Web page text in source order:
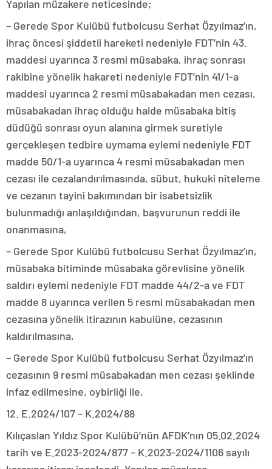
Yapılan müzakere neticesinde;
– Gerede Spor Kulübü futbolcusu Serhat Özyılmaz’ın,
ihraç öncesi şiddetli hareketi nedeniyle FDT’nin 43.
maddesi uyarınca 3 resmi müsabaka, ihraç sonrası
rakibine yönelik hakareti nedeniyle FDT’nin 41/1-a
maddesi uyarınca 2 resmi müsabakadan men cezası,
müsabakadan ihraç olduğu halde müsabaka bitiş
düdüğü sonrası oyun alanına girmek suretiyle
gerçekleşen tedbire uymama eylemi nedeniyle FDT
madde 50/1-a uyarınca 4 resmi müsabakadan men
cezası ile cezalandırılmasında, sübut, hukuki niteleme
ve cezanın tayini bakımından bir isabetsizlik
bulunmadığı anlaşıldığından, başvurunun reddi ile
onanmasına,
– Gerede Spor Kulübü futbolcusu Serhat Özyılmaz’ın,
müsabaka bitiminde müsabaka görevlisine yönelik
saldırı eylemi nedeniyle FDT madde 44/2-a ve FDT
madde 8 uyarınca verilen 5 resmi müsabakadan men
cezasına yönelik itirazının kabulüne, cezasının
kaldırılmasına,
– Gerede Spor Kulübü futbolcusu Serhat Özyılmaz’ın
cezasının 9 resmi müsabakadan men cezası şeklinde
infaz edilmesine, oybirliği ile,
12. E.2024/107 – K.2024/88
Kılıçaslan Yıldız Spor Kulübü’nün AFDK’nın 05.02.2024
tarih ve E.2023-2024/877 – K.2023-2024/1106 sayılı